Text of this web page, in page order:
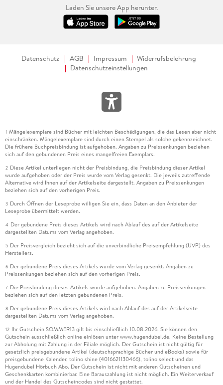
Laden Sie unsere App herunter.
Datenschutz AGB Impressum
Widerrufsbelehrung
Datenschutzeinstellungen
1 Mängelexemplare sind Bücher mit leichten Beschädigungen, die das Lesen aber nicht
einschränken. Mängelexemplare sind durch einen Stempel als solche gekennzeichnet.
Die frühere Buchpreisbindung ist aufgehoben. Angaben zu Preissenkungen beziehen
sich auf den gebundenen Preis eines mangelfreien Exemplars.
2 Diese Artikel unterliegen nicht der Preisbindung, die Preisbindung dieser Artikel
wurde aufgehoben oder der Preis wurde vom Verlag gesenkt. Die jeweils zutreffende
Alternative wird Ihnen auf der Artikelseite dargestellt. Angaben zu Preissenkungen
beziehen sich auf den vorherigen Preis.
3 Durch Öffnen der Leseprobe willigen Sie ein, dass Daten an den Anbieter der
Leseprobe übermittelt werden.
4 Der gebundene Preis dieses Artikels wird nach Ablauf des auf der Artikelseite
dargestellten Datums vom Verlag angehoben.
5 Der Preisvergleich bezieht sich auf die unverbindliche Preisempfehlung (UVP) des
Herstellers.
6 Der gebundene Preis dieses Artikels wurde vom Verlag gesenkt. Angaben zu
Preissenkungen beziehen sich auf den vorherigen Preis.
7 Die Preisbindung dieses Artikels wurde aufgehoben. Angaben zu Preissenkungen
beziehen sich auf den letzten gebundenen Preis.
8 Der gebundene Preis dieses Artikels wird nach Ablauf des auf der Artikelseite
dargestellten Datums vom Verlag angehoben.
12 Ihr Gutschein SOMMER13 gilt bis einschließlich 10.08.2026. Sie können den
Gutschein ausschließlich online einlösen unter www.hugendubel.de. Keine Bestellung
zur Abholung mit Zahlung in der Filiale möglich. Der Gutschein ist nicht gültig für
gesetzlich preisgebundene Artikel (deutschsprachige Bücher und eBooks) sowie für
preisgebundene Kalender, tolino shine (4016621130466), tolino select und das
Hugendubel Hörbuch Abo. Der Gutschein ist nicht mit anderen Gutscheinen und
Geschenkkarten kombinierbar. Eine Barauszahlung ist nicht möglich. Ein Weiterverkauf
und der Handel des Gutscheincodes sind nicht gestattet.